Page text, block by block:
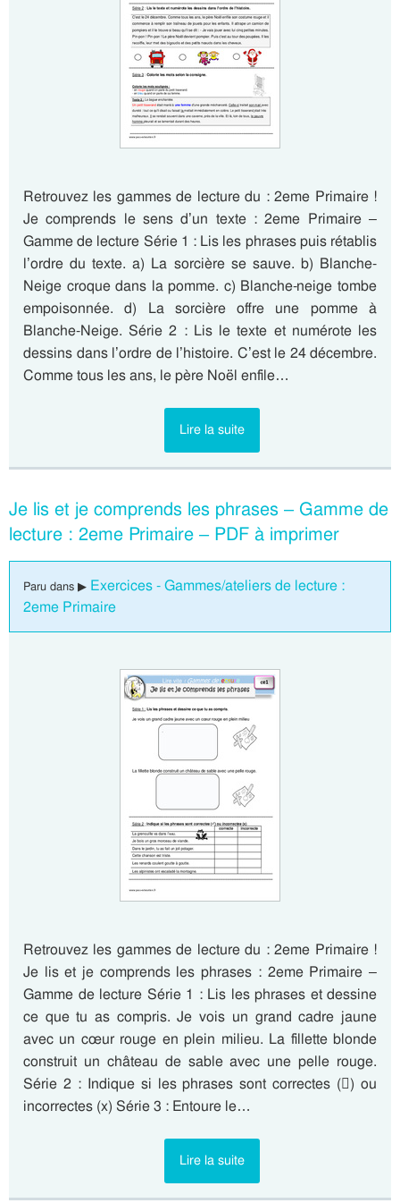
Retrouvez les gammes de lecture du : 2eme Primaire !
Je comprends le sens d’un texte : 2eme Primaire –
Gamme de lecture Série 1 : Lis les phrases puis rétablis
l’ordre du texte. a) La sorcière se sauve. b) Blanche-
Neige croque dans la pomme. c) Blanche-neige tombe
empoisonnée. d) La sorcière offre une pomme à
Blanche-Neige. Série 2 : Lis le texte et numérote les
dessins dans l’ordre de l’histoire. C’est le 24 décembre.
Comme tous les ans, le père Noël enfile…
Lire la suite
Je lis et je comprends les phrases – Gamme de
lecture : 2eme Primaire – PDF à imprimer
Paru dans ▶ Exercices - Gammes/ateliers de lecture :
2eme Primaire
Retrouvez les gammes de lecture du : 2eme Primaire !
Je lis et je comprends les phrases : 2eme Primaire –
Gamme de lecture Série 1 : Lis les phrases et dessine
ce que tu as compris. Je vois un grand cadre jaune
avec un cœur rouge en plein milieu. La fillette blonde
construit un château de sable avec une pelle rouge.
Série 2 : Indique si les phrases sont correctes () ou
incorrectes (x) Série 3 : Entoure le…
Lire la suite